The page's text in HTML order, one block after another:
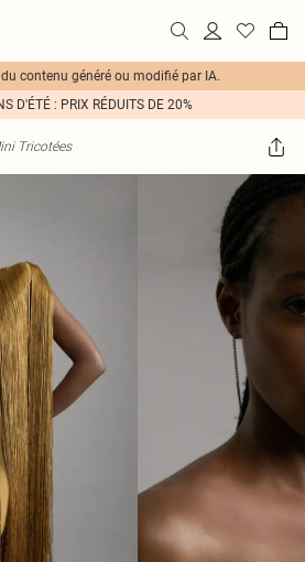
contenu généré ou modifié par IA.
D'ÉTÉ : PRIX RÉDUITS DE 20%
Tricotées